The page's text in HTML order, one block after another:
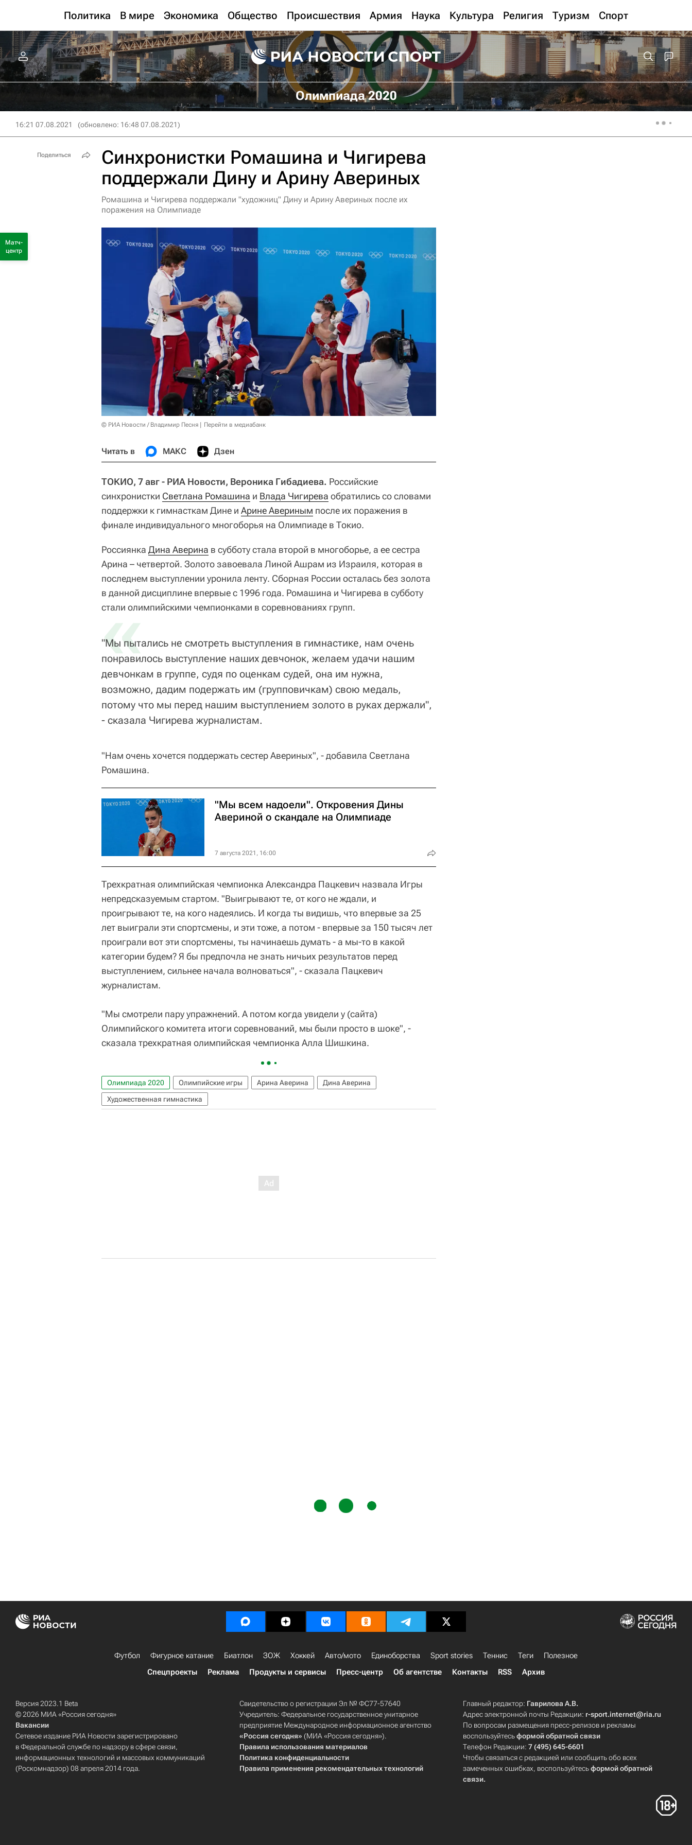
Политика В мире Экономика Общество Происшествия Армия Наука Культура Религия Туризм Спорт
Олимпиада 2020
16:21 07.08.2021 (обновлено: 16:48 07.08.2021)
Синхронистки Ромашина и Чигирева
поддержали Дину и Арину Авериных
Ромашина и Чигирева поддержали "художниц" Дину и Арину Авериных после их
поражения на Олимпиаде
© РИА Новости / Владимир Песня Перейти в медиабанк
Читать в МАКС Дзен
ТОКИО, 7 авг - РИА Новости, Вероника Гибадиева. Российские
синхронистки Светлана Ромашина и Влада Чигирева обратились со словами
поддержки к гимнасткам Дине и Арине Авериным после их поражения в
финале индивидуального многоборья на Олимпиаде в Токио.
Россиянка Дина Аверина в субботу стала второй в многоборье, а ее сестра
Арина – четвертой. Золото завоевала Линой Ашрам из Израиля, которая в
последнем выступлении уронила ленту. Сборная России осталась без золота
в данной дисциплине впервые с 1996 года. Ромашина и Чигирева в субботу
стали олимпийскими чемпионками в соревнованиях групп.
«
"Мы пытались не смотреть выступления в гимнастике, нам очень
понравилось выступление наших девчонок, желаем удачи нашим
девчонкам в группе, судя по оценкам судей, она им нужна,
возможно, дадим подержать им (групповичкам) свою медаль,
потому что мы перед нашим выступлением золото в руках держали",
- сказала Чигирева журналистам.
"Нам очень хочется поддержать сестер Авериных", - добавила Светлана
Ромашина.
"Мы всем надоели". Откровения Дины
Авериной о скандале на Олимпиаде
7 августа 2021, 16:00
Трехкратная олимпийская чемпионка Александра Пацкевич назвала Игры
непредсказуемым стартом. "Выигрывают те, от кого не ждали, и
проигрывают те, на кого надеялись. И когда ты видишь, что впервые за 25
лет выиграли эти спортсмены, и эти тоже, а потом - впервые за 150 тысяч лет
проиграли вот эти спортсмены, ты начинаешь думать - а мы-то в какой
категории будем? Я бы предпочла не знать ничьих результатов перед
выступлением, сильнее начала волноваться", - сказала Пацкевич
журналистам.
"Мы смотрели пару упражнений. А потом когда увидели у (сайта)
Олимпийского комитета итоги соревнований, мы были просто в шоке", -
сказала трехкратная олимпийская чемпионка Алла Шишкина.
Олимпиада 2020 Олимпийские игры Арина Аверина
Дина Аверина
Художественная гимнастика
Поделиться
Матч-
центр
Футбол Фигурное катание Биатлон ЗОЖ Хоккей Авто/мото Единоборства Sport stories Теннис Теги
Полезное
Спецпроекты
Реклама Продукты и сервисы Пресс-центр Об агентстве Контакты RSS Архив
Версия 2023.1 Beta
© 2026 МИА «Россия сегодня»
Вакансии
Сетевое издание РИА Новости зарегистрировано
в Федеральной службе по надзору в сфере связи,
информационных технологий и массовых коммуникаций
(Роскомнадзор) 08 апреля 2014 года.
Свидетельство о регистрации Эл № ФС77-57640
Учредитель: Федеральное государственное унитарное
предприятие Международное информационное агентство
«Россия сегодня» (МИА «Россия сегодня»).
Правила использования материалов
Политика конфиденциальности
Правила применения рекомендательных технологий
Главный редактор: Гаврилова А.В.
Адрес электронной почты Редакции: r-sport.internet@ria.ru
По вопросам размещения пресс-релизов и рекламы
воспользуйтесьформой обратной связи
Телефон Редакции:7 (495) 645-6601
Чтобы связаться с редакцией или сообщить обо всех
замеченных ошибках, воспользуйтесьформой обратной
связи.